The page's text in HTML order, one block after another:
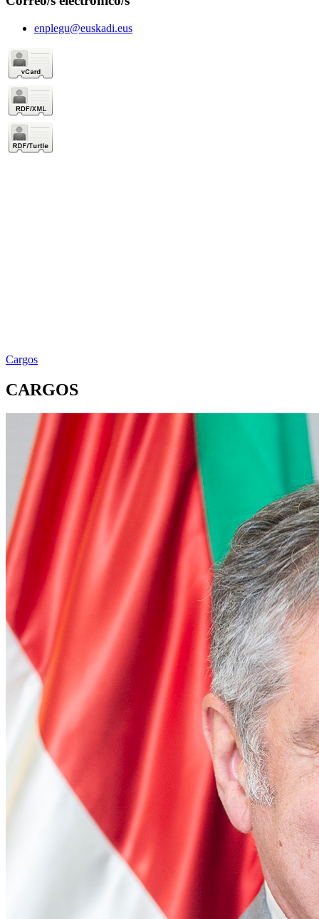
enplegu@euskadi.eus
Cargos
CARGOS